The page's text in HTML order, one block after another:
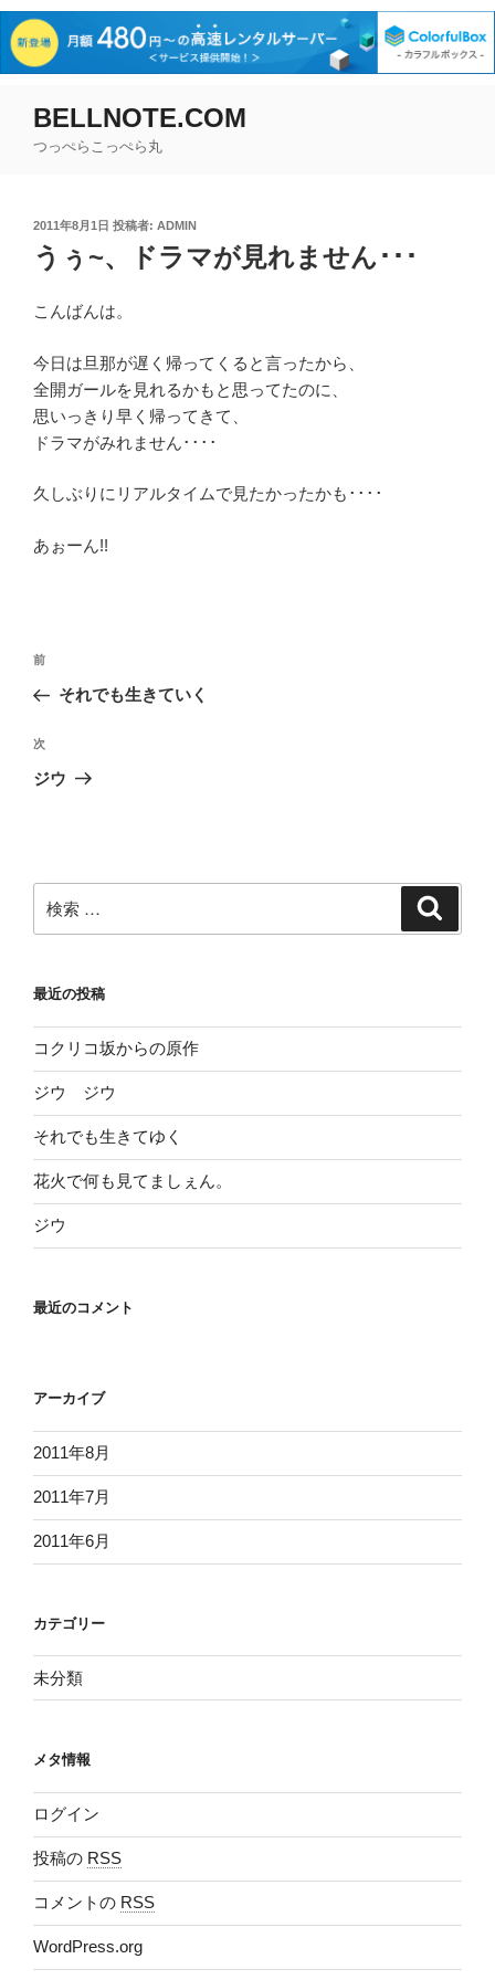
BELLNOTE.COM
つっぺらこっぺら丸
投
稿
日:
2011年8月1日 投稿者: ADMIN
うぅ~、ドラマが見れません･･･
こんばんは。
今日は旦那が遅く帰ってくると言ったから、
全開ガールを見れるかもと思ってたのに、
思いっきり早く帰ってきて、
ドラマがみれません････
久しぶりにリアルタイムで見たかったかも････
あぉーん!!
投
ビ
ゲ
ン
過
去
投
稿
前
それでも生きていく
次
の
次
ジウ
索:
最近の投稿
コクリコ坂からの原作
ジウ ジウ
それでも生きてゆく
花火で何も見てましぇん。
ジウ
最近のコメント
アーカイブ
2011年8月
2011年7月
2011年6月
カテゴリー
未分類
メタ情報
ログイン
投稿の RSS
コメントの RSS
WordPress.org